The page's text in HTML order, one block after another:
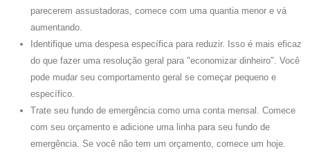
parecerem assustadoras, comece com uma quantia menor e vá
aumentando.
Identifique uma despesa específica para reduzir. Isso é mais eficaz
do que fazer uma resolução geral para "economizar dinheiro". Você
pode mudar seu comportamento geral se começar pequeno e
específico.
Trate seu fundo de emergência como uma conta mensal. Comece
com seu orçamento e adicione uma linha para seu fundo de
emergência. Se você não tem um orçamento, comece um hoje.